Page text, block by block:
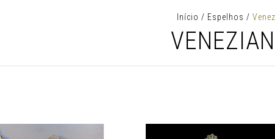
Início / Espelhos /